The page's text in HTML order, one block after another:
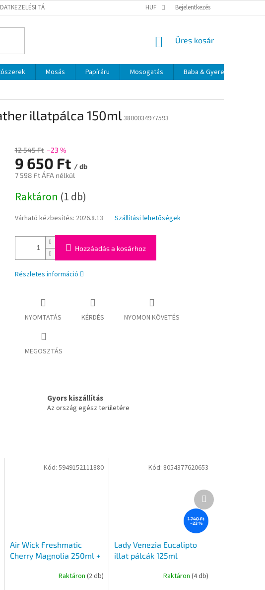
TÁJÉKOZTATÓ HUF Bejelentkezés
KOSÁR
Üres kosár
Mosás Papíráru Mosogatás Baba & Gyerek
illatpálca 150ml3800034977593
12 545 Ft –23 %
9 650 Ft / db
7 598 Ft ÁFA nélkül
Raktáron (1 db)
Várható kézbesítés: 2026.8.13 Szállítási lehetőségek
Hozzáadás a kosárhoz
Részletes információ
NYOMTATÁS KÉRDÉS NYOMON KÖVETÉS
MEGOSZTÁS
Gyors kiszállítás
Az ország egész területére
Air Wick Freshmatic
Cherry Magnolia 250ml +
Raktáron(2 db)
Kód:5949152111880
1 740 Ft
–23 %
Lady Venezia Eucalipto
illat pálcák 125ml
Raktáron (4 db)
Kód: 8054377620653
Következő
termék